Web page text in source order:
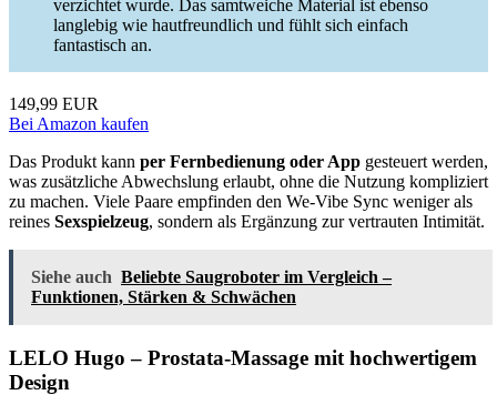
verzichtet wurde. Das samtweiche Material ist ebenso
langlebig wie hautfreundlich und fühlt sich einfach
fantastisch an.
149,99 EUR
Bei Amazon kaufen
Das Produkt kann per Fernbedienung oder App gesteuert werden,
was zusätzliche Abwechslung erlaubt, ohne die Nutzung kompliziert
zu machen. Viele Paare empfinden den We-Vibe Sync weniger als
reines Sexspielzeug, sondern als Ergänzung zur vertrauten Intimität.
Siehe auch Beliebte Saugroboter im Vergleich –
Funktionen, Stärken & Schwächen
LELO Hugo – Prostata-Massage mit hochwertigem
Design